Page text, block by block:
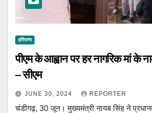
हरियाणा
पीएम के आह्वान पर हर नागरिक मां के
– सीएम
JUNE 30, 2024 REPORTER
चंडीगढ़, 30 जून। मुख्यमंत्री नायब सिंह ने